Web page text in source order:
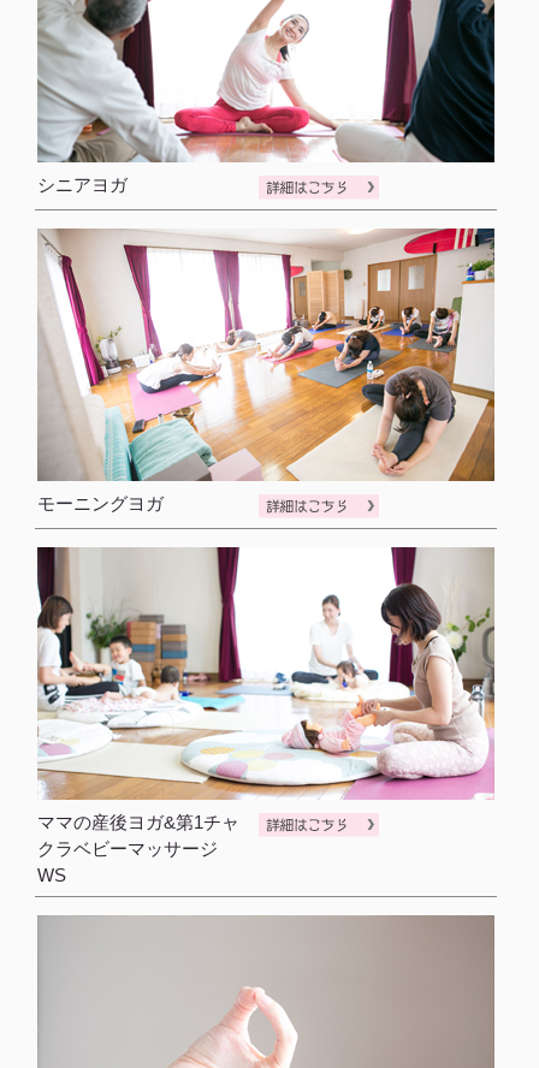
シニアヨガ
モーニングヨガ
ママの産後ヨガ&第1チャ
クラベビーマッサージ
WS